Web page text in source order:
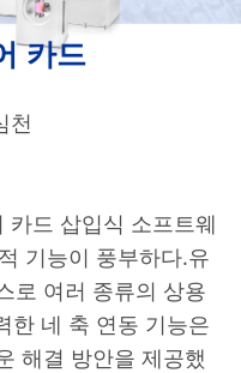
카드
천
카드 삽입식 소프트웨
기능이 풍부하다.유
로 여러 종류의 상용
한 네 축 연동 기능은
해결 방안을 제공했